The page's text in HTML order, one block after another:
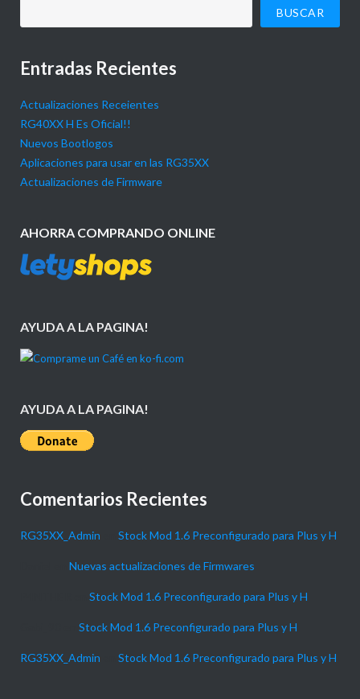
BUSCAR
Entradas Recientes
Actualizaciones Receientes
RG40XX H Es Oficial!!
Nuevos Bootlogos
Aplicaciones para usar en las RG35XX
Actualizaciones de Firmware
AHORRA COMPRANDO ONLINE
AYUDA A LA PAGINA!
AYUDA A LA PAGINA!
Comentarios Recientes
RG35XX_Admin Stock Mod 1.6 Preconfigurado para Plus y H
Nuevas actualizaciones de Firmwares
Stock Mod 1.6 Preconfigurado para Plus y H
Stock Mod 1.6 Preconfigurado para Plus y H
RG35XX_Admin Stock Mod 1.6 Preconfigurado para Plus y H